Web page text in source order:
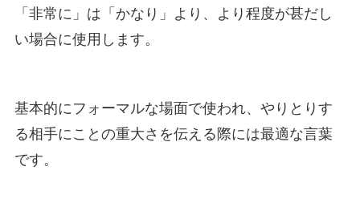
「非常に」は「かなり」より、より程度が甚だし
い場合に使用します。
基本的にフォーマルな場面で使われ、やりとりす
る相手にことの重大さを伝える際には最適な言葉
です。